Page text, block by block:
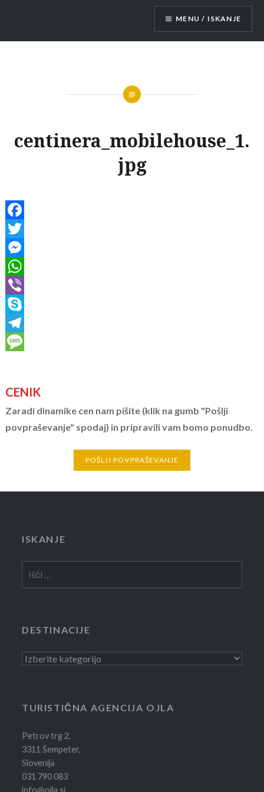
Mobilne hišice
MENU / ISKANJE
centinera_mobilehouse_1.
jpg
Facebook
Twitter
Messenger
WhatsApp
Viber
Skype
Telegram
CENIK
Zaradi dinamike cen nam pišite (klik na gumb "Pošlji
povpraševanje" spodaj) in pripravili vam bomo ponudbo.
POŠLJI POVPRAŠEVANJE
ISKANJE
DESTINACIJE
Destinacije
TURISTIČNA AGENCIJA OJLA
Petrov trg 2,
3311 Šempeter,
Slovenija
031 790 083